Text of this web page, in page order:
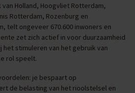
Holland, Hoogvliet Rotterdam,
Rotterdam, Rozenburg en
telt ongeveer 670.600 inwoners en
zet zich actief in voor duurzaamheid
het stimuleren van het gebruik van
rol speelt.
je bespaart op
de belasting van het rioolstelsel en